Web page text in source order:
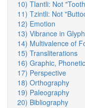
10) Tlantli: Not
11) Tzintli: Not
12) Emotion
13) Vibrance in
14) Multivalence of
15) Transliterations
16) Graphic,
17) Perspective
18) Orthography
19) Paleography
20) Bibliography